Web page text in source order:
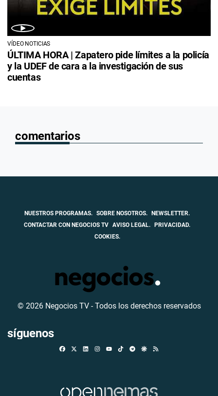
VÍDEO NOTICIAS
ÚLTIMA HORA | Zapatero pide límites a la policía
y la UDEF de cara a la investigación de sus
cuentas
comentarios
NUESTROS PROGRAMAS. SOBRE NOSOTROS.
NEWSLETTER.
CONTACTAR CON NEGOCIOS TV AVISO LEGAL.
PRIVACIDAD.
COOKIES.
© 2026 Negocios TV - Todos los derechos reservados
síguenos
FacebookLinkedinInstagramTikTokTelegramGoogle Discover